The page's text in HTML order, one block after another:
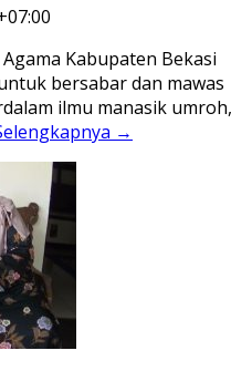
Kabupaten Bekasi
bersabar dan mawas
ilmu manasik umroh,
→